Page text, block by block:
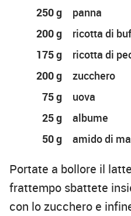
250 g
panna
200 g
ricotta di
175 g
ricotta di
200 g
zucchero
75 g
uova
25 g
albume
50 g
amido di
Portate a bollore il
frattempo sbattete
con lo zucchero e